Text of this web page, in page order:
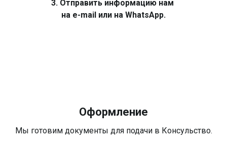
3. Отправить информацию нам
на e-mail или на WhatsApp.
Оформление
Мы готовим документы для подачи в Консульство.